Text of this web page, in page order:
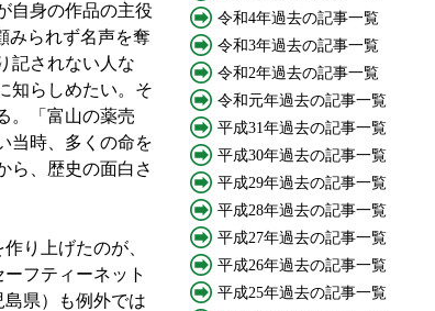
自身の作品の主役
みられず名声を奪
記されない人な
知らしめたい。そ
。「富山の薬売
当時、多くの命を
ら、歴史の面白さ
り上げたのが、
フティーネット
県）も例外では
令和4年過去の記事一覧
令和3年過去の記事一覧
令和2年過去の記事一覧
令和元年過去の記事一覧
平成31年過去の記事一覧
平成30年過去の記事一覧
平成29年過去の記事一覧
平成28年過去の記事一覧
平成27年過去の記事一覧
平成26年過去の記事一覧
平成25年過去の記事一覧